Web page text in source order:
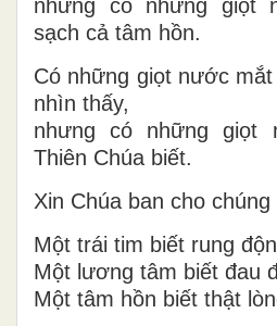
nhưng có những giọt
sạch cả tâm hồn.
Có những giọt nước
nhìn thấy,
nhưng có những giọt
Thiên Chúa biết.
Xin Chúa ban cho chúng
Một trái tim biết rung
Một lương tâm biết đau
Một tâm hồn biết thật